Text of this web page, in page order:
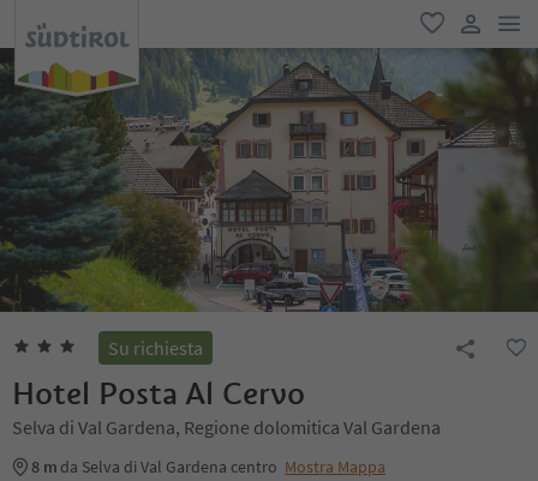
favoriti
user link
Su richiesta
Hotel Posta Al Cervo
Selva di Val Gardena, Regione dolomitica Val Gardena
8 m da Selva di Val Gardena centro Mostra Mappa